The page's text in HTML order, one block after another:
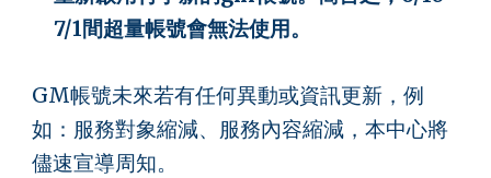
7/1間超量帳號會無法使用。
GM帳號未來若有任何異動或資訊更新，例
如：服務對象縮減、服務內容縮減，本中心將
儘速宣導周知。